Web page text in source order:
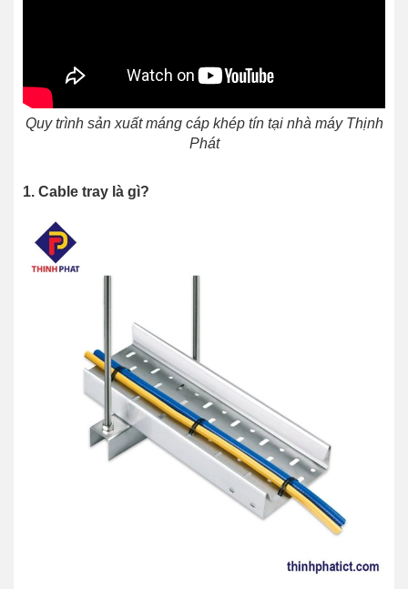
Quy trình sản xuất máng cáp khép tín tại nhà máy Thịnh
Phát
1. Cable tray là gì?